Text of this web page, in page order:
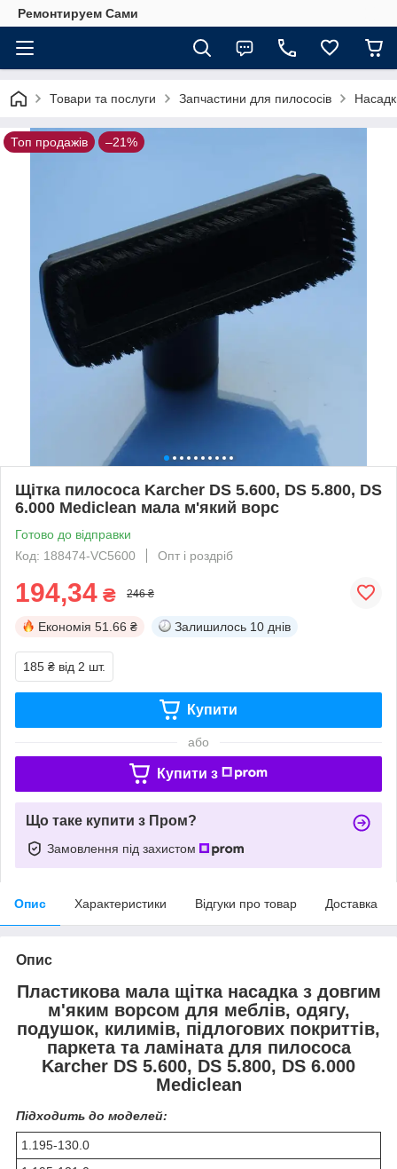
Ремонтируем Сами
Товари та послуги Запчастини для пилососів
Топ продажів –21%
Щітка пилососа Karcher DS 5.600, DS 5.800, DS
6.000 Mediclean мала м'який ворс
Готово до відправки
Код: 188474-VC5600
Опт і роздріб
194,34 ₴ 246 ₴
Економія 51.66 ₴ Залишилось 10 днів
185 ₴ від 2 шт.
Купити
або
Купити з
Що таке купити з Пром?
Замовлення під захистом
Опис Характеристики Відгуки про товар Доставка
Опис
Пластикова мала щітка насадка з довгим
м'яким ворсом для меблів, одягу,
подушок, килимів, підлогових покриттів,
паркета та ламіната для пилососа
Karcher DS 5.600, DS 5.800, DS 6.000
Mediclean
Підходить до моделей:
1.195-130.0